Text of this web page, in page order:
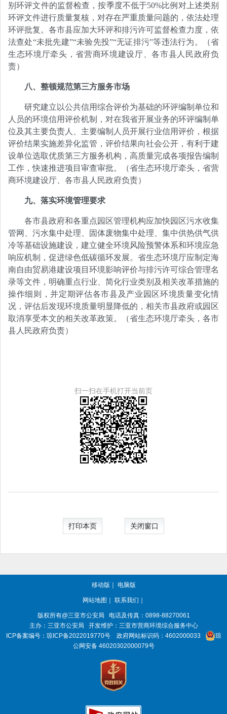
别环评文件的监督检查，按季度不低于50%比例对上述类别
环评文件进行质量复核，对存在严重质量问题的，依法处理
环评批复。各市县应加大环评和排污许可监督检查力度，依
法查处“未批先建”“未验先投”“无证排污”等违法行为。（省
生态环境厅牵头，省营商环境建设厅、各市县人民政府负
责）
八、整顿规范第三方服务市场
研究建立以公共信用综合评价为基础的环评编制单位和
人员的环境信用评价机制，对在我省开展业务的环评编制单
位及其主要负责人、主要编制人员开展行业信用评价，根据
评价结果实施差异化监管，评价结果向社会公开，有利于建
设单位选取优质第三方服务机构，高质量完成各项报告编制
工作，快速推进项目审查审批。（省生态环境厅牵头，省营
商环境建设厅、各市县人民政府负责）
九、落实环境管理要求
各市县政府和各重点园区管理机构应加快园区污水收集
管网、污水集中处理、固体废物集中处理、集中供热供气供
冷等基础设施建设，建立健全环境风险预警体系和环境应急
响应机制，促进绿色低碳循环发展。省生态环境厅应制定海
南自由贸易港建设项目环境影响评价与排污许可综合管理名
录等文件，明确重点行业、简化行业类别及相关改革措施的
操作细则，并定期评估各市县及产业园区环境质量变化情
况，评估后发现环境质量明显降低的，相关市县政府或园区
取消享受本文的相关改革政策。（省生态环境厅牵头，各市
县人民政府负责）
扫一扫在手机打开当前页
打印本页 关闭窗口
移动版 ｜ 电脑版
网站地图 ｜ 联系我们 ｜
版权所有@三亚市公安局
电话及传真：0898-88270061
主办：三亚市公安局
开发维护：三亚市营商环境综合服务中心
ICP备案编号： 琼ICP备2022019770号 政府网站标识码： 4602000033
琼
公网安备 46020302000079号